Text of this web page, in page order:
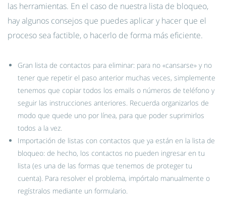
las herramientas. En el caso de nuestra lista de bloqueo,
hay algunos consejos que puedes aplicar y hacer que el
proceso sea factible, o hacerlo de forma más eficiente.
Gran lista de contactos para eliminar: para no «cansarse» y no
tener que repetir el paso anterior muchas veces, simplemente
tenemos que copiar todos los emails o números de teléfono y
seguir las instrucciones anteriores. Recuerda organizarlos de
modo que quede uno por línea, para que poder suprimirlos
todos a la vez.
Importación de listas con contactos que ya están en la lista de
bloqueo: de hecho, los contactos no pueden ingresar en tu
lista (es una de las formas que tenemos de proteger tu
cuenta). Para resolver el problema, impórtalo manualmente o
regístralos mediante un formulario.